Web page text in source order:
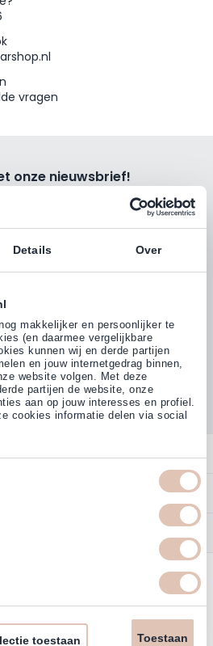
Details Over
makkelijker en persoonlijker te
(en daarmee vergelijkbare
kunnen wij en derde partijen
en jouw internetgedrag binnen,
website volgen. Met deze
partijen de website, onze
aan op jouw interesses en profiel.
cookies informatie delen via social
Toestaan
toestaan
vragen
onze nieuwsbrief!
kortingsacties, tips en nieuws
Inschrijven
beoordelen ons met
4,77 (38.000+)